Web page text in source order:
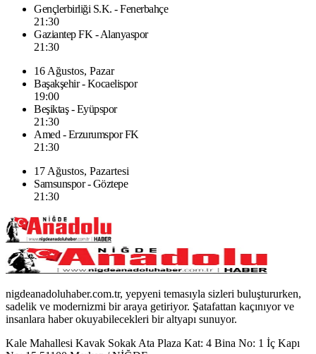
Gençlerbirliği S.K. - Fenerbahçe
21:30
Gaziantep FK - Alanyaspor
21:30
16 Ağustos, Pazar
Başakşehir - Kocaelispor
19:00
Beşiktaş - Eyüpspor
21:30
Amed - Erzurumspor FK
21:30
17 Ağustos, Pazartesi
Samsunspor - Göztepe
21:30
nigdeanadoluhaber.com.tr, yepyeni temasıyla sizleri buluştururken,
sadelik ve modernizmi bir araya getiriyor. Şatafattan kaçınıyor ve
insanlara haber okuyabilecekleri bir altyapı sunuyor.
Kale Mahallesi Kavak Sokak Ata Plaza Kat: 4 Bina No: 1 İç Kapı